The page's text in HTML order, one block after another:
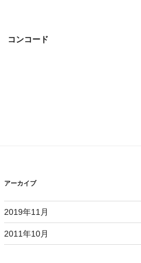
コンコード
アーカイブ
2019年11月
2011年10月